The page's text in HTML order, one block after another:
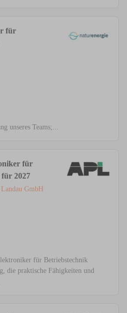
für
unseres Teams;...
für
2027
GmbH
für Betriebstechnik
die praktische Fähigkeiten und